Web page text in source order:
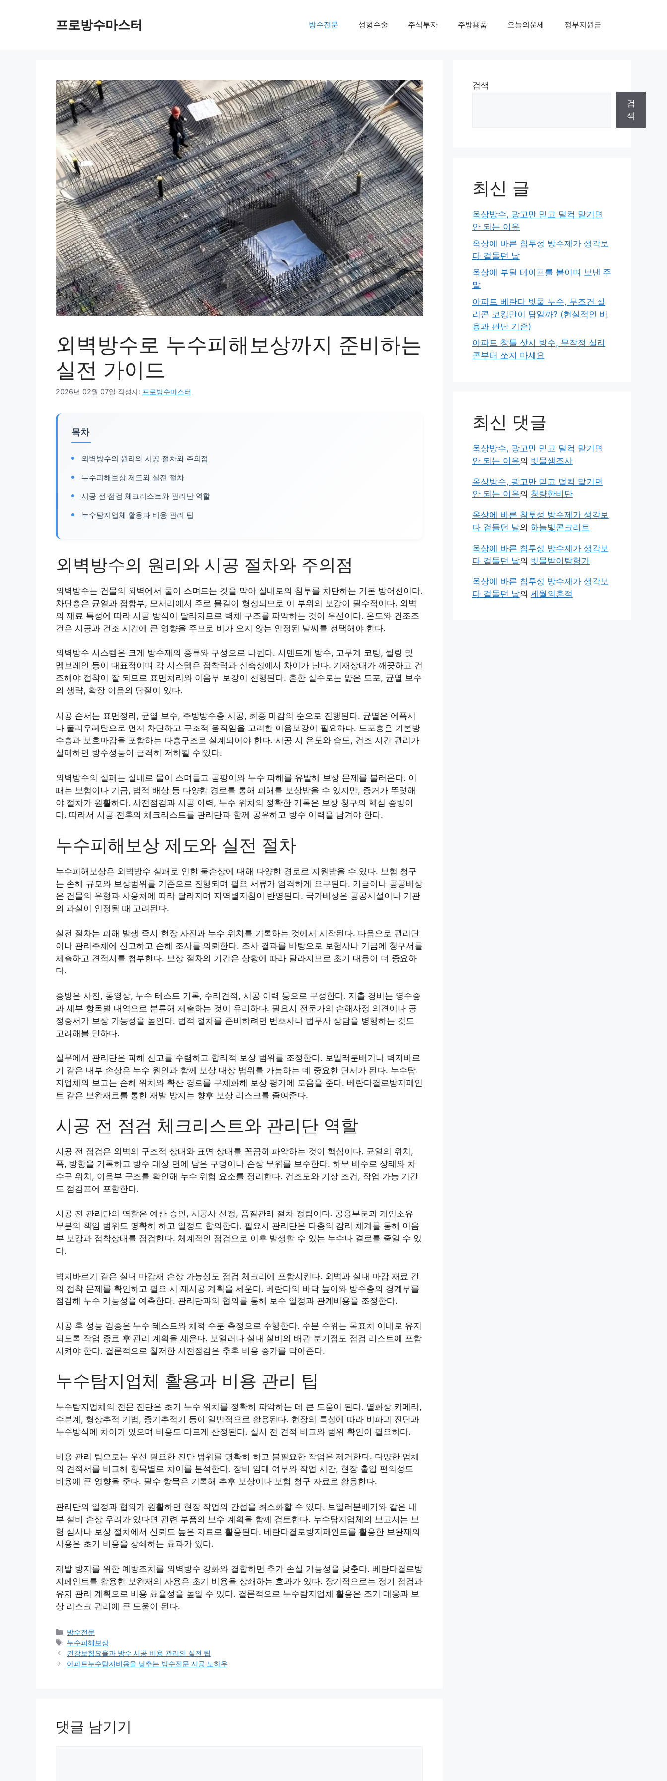
프로방수마스터 방수전문 성형수술 주식투자 주방용품 오늘의운세 정부지원금
외벽방수로 누수피해보상까지 준비하는
실전 가이드
2026년 02월 07일 작성자: 프로방수마스터
목차
외벽방수의 원리와 시공 절차와 주의점
누수피해보상 제도와 실전 절차
시공 전 점검 체크리스트와 관리단 역할
누수탐지업체 활용과 비용 관리 팁
외벽방수의 원리와 시공 절차와 주의점
외벽방수는 건물의 외벽에서 물이 스며드는 것을 막아 실내로의 침투를 차단하는 기본 방어선이다.
차단층은 균열과 접합부, 모서리에서 주로 물길이 형성되므로 이 부위의 보강이 필수적이다. 외벽
의 재료 특성에 따라 시공 방식이 달라지므로 벽체 구조를 파악하는 것이 우선이다. 온도와 건조조
건은 시공과 건조 시간에 큰 영향을 주므로 비가 오지 않는 안정된 날씨를 선택해야 한다.
외벽방수 시스템은 크게 방수재의 종류와 구성으로 나뉜다. 시멘트계 방수, 고무계 코팅, 씰링 및
멤브레인 등이 대표적이며 각 시스템은 접착력과 신축성에서 차이가 난다. 기재상태가 깨끗하고 건
조해야 접착이 잘 되므로 표면처리와 이음부 보강이 선행된다. 흔한 실수로는 얇은 도포, 균열 보수
의 생략, 확장 이음의 단절이 있다.
시공 순서는 표면정리, 균열 보수, 주방방수층 시공, 최종 마감의 순으로 진행된다. 균열은 에폭시
나 폴리우레탄으로 먼저 차단하고 구조적 움직임을 고려한 이음보강이 필요하다. 도포층은 기본방
수층과 보호마감을 포함하는 다층구조로 설계되어야 한다. 시공 시 온도와 습도, 건조 시간 관리가
실패하면 방수성능이 급격히 저하될 수 있다.
외벽방수의 실패는 실내로 물이 스며들고 곰팡이와 누수 피해를 유발해 보상 문제를 불러온다. 이
때는 보험이나 기금, 법적 배상 등 다양한 경로를 통해 피해를 보상받을 수 있지만, 증거가 뚜렷해
야 절차가 원활하다. 사전점검과 시공 이력, 누수 위치의 정확한 기록은 보상 청구의 핵심 증빙이
다. 따라서 시공 전후의 체크리스트를 관리단과 함께 공유하고 방수 이력을 남겨야 한다.
누수피해보상 제도와 실전 절차
누수피해보상은 외벽방수 실패로 인한 물손상에 대해 다양한 경로로 지원받을 수 있다. 보험 청구
는 손해 규모와 보상범위를 기준으로 진행되며 필요 서류가 엄격하게 요구된다. 기금이나 공공배상
은 건물의 유형과 사용처에 따라 달라지며 지역별지침이 반영된다. 국가배상은 공공시설이나 기관
의 과실이 인정될 때 고려된다.
실전 절차는 피해 발생 즉시 현장 사진과 누수 위치를 기록하는 것에서 시작된다. 다음으로 관리단
이나 관리주체에 신고하고 손해 조사를 의뢰한다. 조사 결과를 바탕으로 보험사나 기금에 청구서를
제출하고 견적서를 첨부한다. 보상 절차의 기간은 상황에 따라 달라지므로 초기 대응이 더 중요하
다.
증빙은 사진, 동영상, 누수 테스트 기록, 수리견적, 시공 이력 등으로 구성한다. 지출 경비는 영수증
과 세부 항목별 내역으로 분류해 제출하는 것이 유리하다. 필요시 전문가의 손해사정 의견이나 공
정증서가 보상 가능성을 높인다. 법적 절차를 준비하려면 변호사나 법무사 상담을 병행하는 것도
고려해볼 만하다.
실무에서 관리단은 피해 신고를 수렴하고 합리적 보상 범위를 조정한다. 보일러분배기나 벽지바르
기 같은 내부 손상은 누수 원인과 함께 보상 대상 범위를 가늠하는 데 중요한 단서가 된다. 누수탐
지업체의 보고는 손해 위치와 확산 경로를 구체화해 보상 평가에 도움을 준다. 베란다결로방지페인
트 같은 보완재료를 통한 재발 방지는 향후 보상 리스크를 줄여준다.
시공 전 점검 체크리스트와 관리단 역할
시공 전 점검은 외벽의 구조적 상태와 표면 상태를 꼼꼼히 파악하는 것이 핵심이다. 균열의 위치,
폭, 방향을 기록하고 방수 대상 면에 남은 구멍이나 손상 부위를 보수한다. 하부 배수로 상태와 차
수구 위치, 이음부 구조를 확인해 누수 위험 요소를 정리한다. 건조도와 기상 조건, 작업 가능 기간
도 점검표에 포함한다.
시공 전 관리단의 역할은 예산 승인, 시공사 선정, 품질관리 절차 정립이다. 공용부분과 개인소유
부분의 책임 범위도 명확히 하고 일정도 합의한다. 필요시 관리단은 다층의 감리 체계를 통해 이음
부 보강과 접착상태를 점검한다. 체계적인 점검으로 이후 발생할 수 있는 누수나 결로를 줄일 수 있
다.
벽지바르기 같은 실내 마감재 손상 가능성도 점검 체크리에 포함시킨다. 외벽과 실내 마감 재료 간
의 접착 문제를 확인하고 필요 시 재시공 계획을 세운다. 베란다의 바닥 높이와 방수층의 경계부를
점검해 누수 가능성을 예측한다. 관리단과의 협의를 통해 보수 일정과 관계비용을 조정한다.
시공 후 성능 검증은 누수 테스트와 체적 수분 측정으로 수행한다. 수분 수위는 목표치 이내로 유지
되도록 작업 종료 후 관리 계획을 세운다. 보일러나 실내 설비의 배관 분기점도 점검 리스트에 포함
시켜야 한다. 결론적으로 철저한 사전점검은 추후 비용 증가를 막아준다.
누수탐지업체 활용과 비용 관리 팁
누수탐지업체의 전문 진단은 초기 누수 위치를 정확히 파악하는 데 큰 도움이 된다. 열화상 카메라,
수분계, 형상추적 기법, 증기추적기 등이 일반적으로 활용된다. 현장의 특성에 따라 비파괴 진단과
누수방식에 차이가 있으며 비용도 다르게 산정된다. 실시 전 견적 비교와 범위 확인이 필요하다.
비용 관리 팁으로는 우선 필요한 진단 범위를 명확히 하고 불필요한 작업은 제거한다. 다양한 업체
의 견적서를 비교해 항목별로 차이를 분석한다. 장비 임대 여부와 작업 시간, 현장 출입 편의성도
비용에 큰 영향을 준다. 필수 항목은 기록해 추후 보상이나 보험 청구 자료로 활용한다.
관리단의 일정과 협의가 원활하면 현장 작업의 간섭을 최소화할 수 있다. 보일러분배기와 같은 내
부 설비 손상 우려가 있다면 관련 부품의 보수 계획을 함께 검토한다. 누수탐지업체의 보고서는 보
험 심사나 보상 절차에서 신뢰도 높은 자료로 활용된다. 베란다결로방지페인트를 활용한 보완재의
사용은 초기 비용을 상쇄하는 효과가 있다.
재발 방지를 위한 예방조치를 외벽방수 강화와 결합하면 추가 손실 가능성을 낮춘다. 베란다결로방
지페인트를 활용한 보완재의 사용은 초기 비용을 상쇄하는 효과가 있다. 장기적으로는 정기 점검과
유지 관리 계획으로 비용 효율성을 높일 수 있다. 결론적으로 누수탐지업체 활용은 조기 대응과 보
상 리스크 관리에 큰 도움이 된다.
카
테
고
리
방수전문
태
그
누수피해보상
건강보험요율과 방수 시공 비용 관리의 실전 팁
아파트누수탐지비용을 낮추는 방수전문 시공 노하우
댓글 남기기
검색
검
색
최신 글
옥상방수, 광고만 믿고 덜컥 맡기면
안 되는 이유
옥상에 바른 침투성 방수제가 생각보
다 겉돌던 날
옥상에 부틸 테이프를 붙이며 보낸 주
말
아파트 베란다 빗물 누수, 무조건 실
리콘 코킹만이 답일까? (현실적인 비
용과 판단 기준)
아파트 창틀 샷시 방수, 무작정 실리
콘부터 쏘지 마세요
최신 댓글
옥상방수, 광고만 믿고 덜컥 맡기면
안 되는 이유의 빗물샘조사
옥상방수, 광고만 믿고 덜컥 맡기면
안 되는 이유의 청량한비단
옥상에 바른 침투성 방수제가 생각보
다 겉돌던 날의 하늘빛콘크리트
옥상에 바른 침투성 방수제가 생각보
다 겉돌던 날의 빗물받이탐험가
옥상에 바른 침투성 방수제가 생각보
다 겉돌던 날의 세월의흔적